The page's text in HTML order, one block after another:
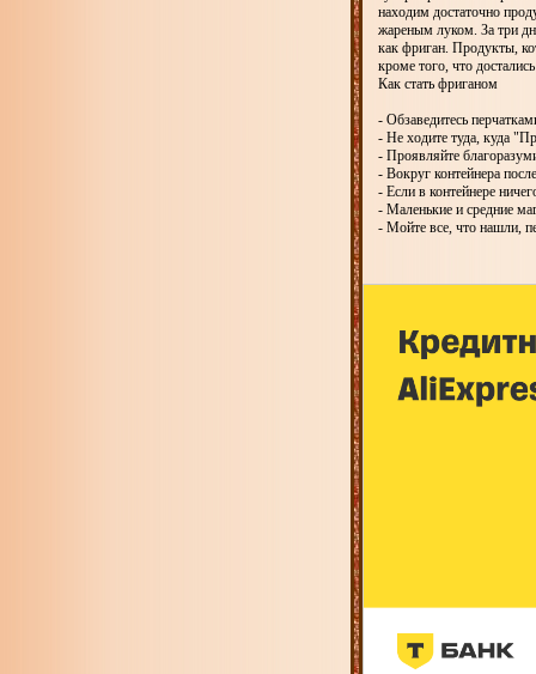
находим достаточно
жареным луком. За три
как фриган. Продукты,
кроме того, что
Как стать фриганом
- Обзаведитесь
- Не ходите туда, куда
- Проявляйте
- Вокруг контейнера
- Если в контейнере
- Маленькие и средние
- Мойте все, что нашли,